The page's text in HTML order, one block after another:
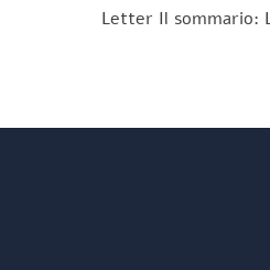
Letter Il sommario: